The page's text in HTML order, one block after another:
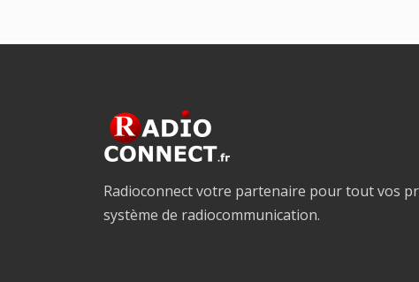
Radioconnect votre partenaire pour tout vos
système de radiocommunication.